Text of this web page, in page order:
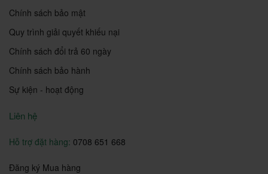
Chính sách bảo mật
Quy trình giải quyết khiếu nại
Chính sách đổi trả 60 ngày
Chính sách bảo hành
Sự kiện - hoạt động
Liên hệ
Hỗ trợ đặt hàng: 0708 651 668
Đăng ký Mua hàng